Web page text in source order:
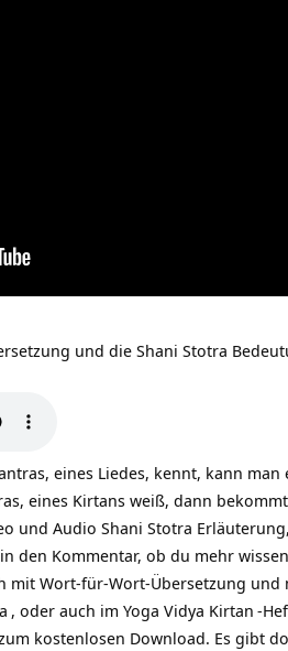
und die Shani Stotra
eines Liedes, kennt, kann
eines Kirtans weiß, dann
und Audio Shani Stotra
den Kommentar, ob du mehr
Wort-für-Wort-Übersetzung und
, oder auch im Yoga Vidya Kirtan -
kostenlosen Download. Es gibt